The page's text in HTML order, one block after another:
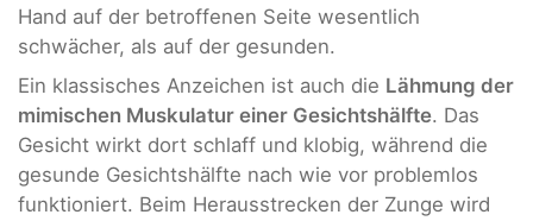
Hand auf der betroffenen Seite wesentlich
schwächer, als auf der gesunden.
Ein klassisches Anzeichen ist auch die Lähmung der
mimischen Muskulatur einer Gesichtshälfte. Das
Gesicht wirkt dort schlaff und klobig, während die
gesunde Gesichtshälfte nach wie vor problemlos
funktioniert. Beim Herausstrecken der Zunge wird